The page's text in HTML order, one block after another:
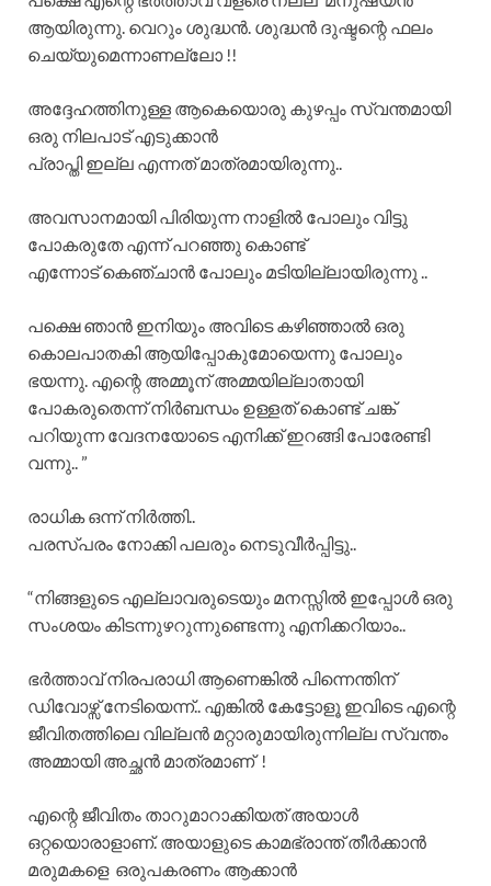
ആയിരുന്നു. വെറും ശുദ്ധൻ. ശുദ്ധൻ ദുഷ്ടന്റെ ഫലം
ചെയ്യുമെന്നാണല്ലോ !!
അദ്ദേഹത്തിനുള്ള ആകെയൊരു കുഴപ്പം സ്വന്തമായി
ഒരു നിലപാട് എടുക്കാൻ
പ്രാപ്തി ഇല്ല എന്നത് മാത്രമായിരുന്നു..
അവസാനമായി പിരിയുന്ന നാളിൽ പോലും വിട്ടു
പോകരുതേ എന്ന് പറഞ്ഞു കൊണ്ട്
എന്നോട് കെഞ്ചാൻ പോലും മടിയില്ലായിരുന്നു ..
പക്ഷെ ഞാൻ ഇനിയും അവിടെ കഴിഞ്ഞാൽ ഒരു
കൊലപാതകി ആയിപ്പോകുമോയെന്നു പോലും
ഭയന്നു. എന്റെ അമ്മൂന് അമ്മയില്ലാതായി
പോകരുതെന്ന് നിർബന്ധം ഉള്ളത് കൊണ്ട് ചങ്ക്
പറിയുന്ന വേദനയോടെ എനിക്ക് ഇറങ്ങി പോരേണ്ടി
വന്നു.. ”
രാധിക ഒന്ന് നിർത്തി..
പരസ്പരം നോക്കി പലരും നെടുവീർപ്പിട്ടു..
“നിങ്ങളുടെ എല്ലാവരുടെയും മനസ്സിൽ ഇപ്പോൾ ഒരു
സംശയം കിടന്നുഴറുന്നുണ്ടെന്നു എനിക്കറിയാം..
ഭർത്താവ് നിരപരാധി ആണെങ്കിൽ പിന്നെന്തിന്
ഡിവോഴ്സ് നേടിയെന്ന്.. എങ്കിൽ കേട്ടോളൂ ഇവിടെ എന്റെ
ജീവിതത്തിലെ വില്ലൻ മറ്റാരുമായിരുന്നില്ല സ്വന്തം
അമ്മായി അച്ഛൻ മാത്രമാണ് !
എന്റെ ജീവിതം താറുമാറാക്കിയത് അയാൾ
ഒറ്റയൊരാളാണ്. അയാളുടെ കാമഭ്രാന്ത് തീർക്കാൻ
മരുമകളെ ഒരുപകരണം ആക്കാൻ